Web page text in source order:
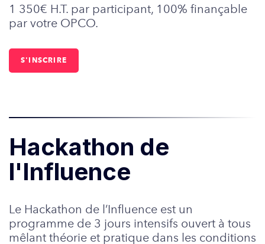
1 350€ H.T. par participant, 100% finançable
par votre OPCO.
S'INSCRIRE
Hackathon de
l'Influence
Le Hackathon de l’Influence est un
programme de 3 jours intensifs ouvert à tous
mêlant théorie et pratique dans les conditions